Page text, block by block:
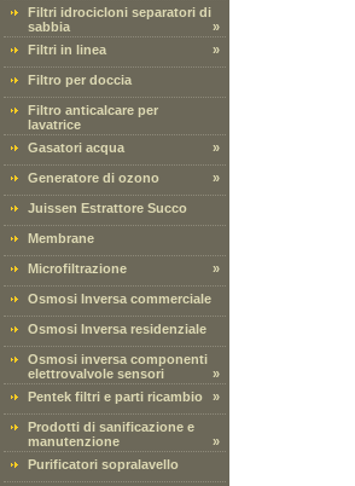
Filtri idrocicloni separatori di
sabbia
»
Filtri in linea
»
Filtro per doccia
Filtro anticalcare per
lavatrice
Gasatori acqua
»
Generatore di ozono »
Juissen Estrattore Succo
Membrane
Microfiltrazione »
Osmosi Inversa commerciale
Osmosi Inversa residenziale
Osmosi inversa componenti
elettrovalvole sensori
»
Pentek filtri e parti ricambio
»
Prodotti di sanificazione e
manutenzione
»
Purificatori sopralavello